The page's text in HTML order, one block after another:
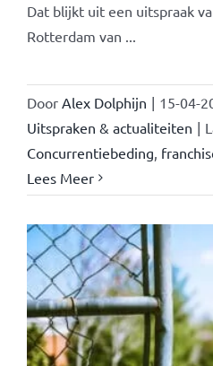
Dat blijkt uit een uitspraak
Rotterdam van ...
Door Alex Dolphijn | 15-04-
Uitspraken & actualiteiten |
Concurrentiebeding
Lees Meer